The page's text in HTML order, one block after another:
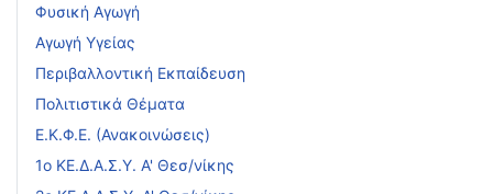
Φυσική Αγωγή
Αγωγή Υγείας
Περιβαλλοντική Εκπαίδευση
Πολιτιστικά Θέματα
Ε.Κ.Φ.Ε. (Ανακοινώσεις)
1ο ΚΕ.Δ.Α.Σ.Υ. Α' Θεσ/νίκης